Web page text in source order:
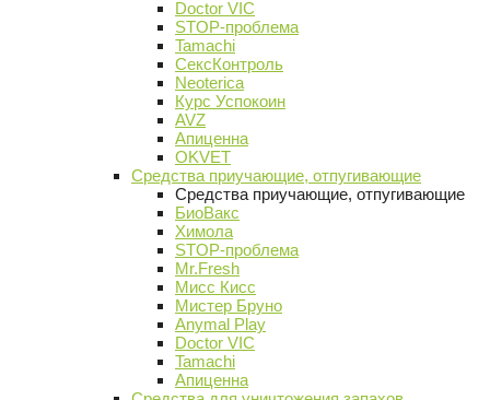
Doctor VIC
STOP-проблема
Tamachi
СексКонтроль
Neoterica
Курс Успокоин
AVZ
Апиценна
OKVET
Средства приучающие, отпугивающие
Средства приучающие, отпугивающие
БиоВакс
Химола
STOP-проблема
Mr.Fresh
Мисс Кисс
Мистер Бруно
Anymal Play
Doctor VIC
Tamachi
Апиценна